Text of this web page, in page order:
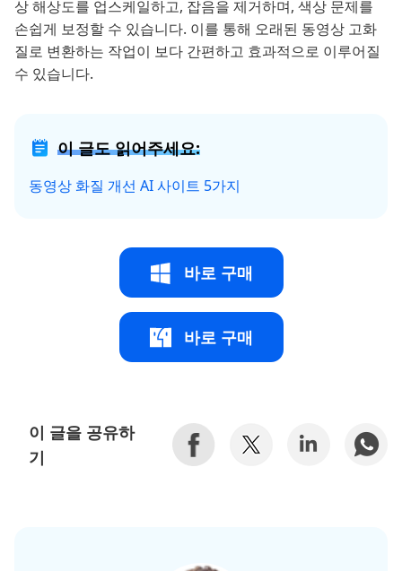
상 해상도를 업스케일하고, 잡음을 제거하며, 색상 문제를
손쉽게 보정할 수 있습니다. 이를 통해 오래된 동영상 고화
질로 변환하는 작업이 보다 간편하고 효과적으로 이루어질
수 있습니다.
이 글도 읽어주세요:
동영상 화질 개선 AI 사이트 5가지
바로 구매
바로 구매
이 글을 공유하
기